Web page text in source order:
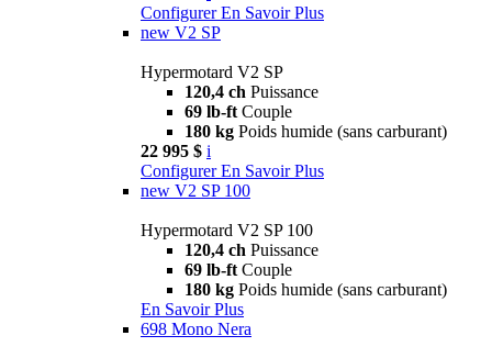
Configurer En Savoir Plus
new V2 SP
Hypermotard V2 SP
120,4 ch Puissance
69 lb-ft Couple
180 kg Poids humide (sans carburant)
22 995 $ i
Configurer En Savoir Plus
new V2 SP 100
Hypermotard V2 SP 100
120,4 ch Puissance
69 lb-ft Couple
180 kg Poids humide (sans carburant)
En Savoir Plus
698 Mono Nera